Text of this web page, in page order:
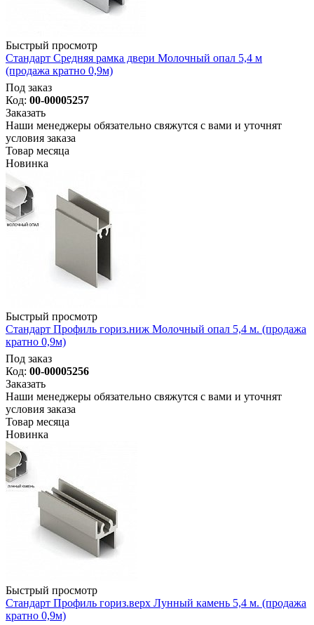
Быстрый просмотр
Стандарт Средняя рамка двери Молочный опал 5,4 м
(продажа кратно 0,9м)
Под заказ
Код: 00-00005257
Заказать
Наши менеджеры обязательно свяжутся с вами и уточнят
условия заказа
Товар месяца
Новинка
Быстрый просмотр
Стандарт Профиль гориз.ниж Молочный опал 5,4 м. (продажа
кратно 0,9м)
Под заказ
Код: 00-00005256
Заказать
Наши менеджеры обязательно свяжутся с вами и уточнят
условия заказа
Товар месяца
Новинка
Быстрый просмотр
Стандарт Профиль гориз.верх Лунный камень 5,4 м. (продажа
кратно 0,9м)